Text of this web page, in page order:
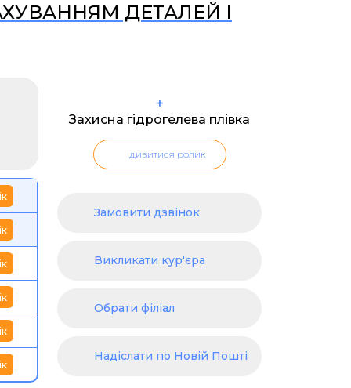
ДЕТАЛЕЙ І
+
Захисна гідрогелева плівка
дивитися ролик
Замовити дзвінок
Викликати кур'єра
Обрати філіал
Надіслати по Новій Пошті